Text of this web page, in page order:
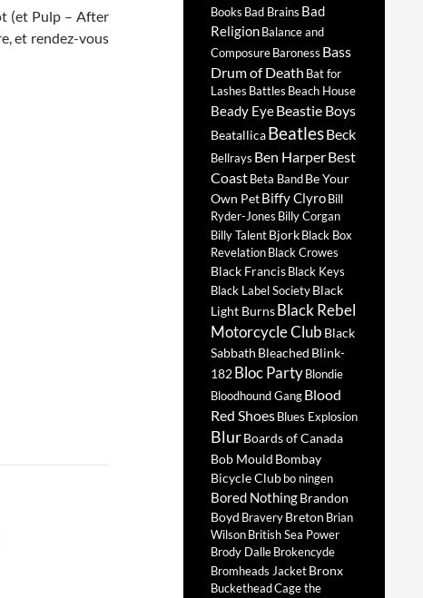
(et Pulp – After
et rendez-vous
Books Bad Brains Bad
ReligionBalance and
ComposureBaroness Bass
Drum of Death Bat for
Lashes Battles Beach House
Beady EyeBeastie Boys
BeatallicaBeatlesBeck
Bellrays Ben HarperBest
CoastBeta BandBe Your
Own PetBiffy ClyroBill
Ryder-Jones Billy Corgan
Billy TalentBjorkBlack Box
RevelationBlack Crowes
Black FrancisBlack Keys
Black Label SocietyBlack
Light Burns Black Rebel
Motorcycle Club Black
Sabbath Bleached Blink-
182 Bloc PartyBlondie
Bloodhound GangBlood
Red ShoesBlues Explosion
BlurBoards of Canada
Bob Mould Bombay
Bicycle Clubbo ningen
Bored NothingBrandon
Boyd BraveryBreton Brian
WilsonBritish Sea Power
Brody DalleBrokencyde
Bromheads JacketBronx
BucketheadCage the